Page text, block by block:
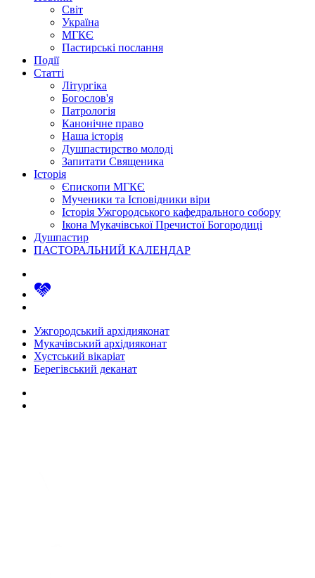
Світ
Україна
МГКЄ
Пастирські послання
Події
Статті
Літургіка
Богослов'я
Патрологія
Канонічне право
Наша історія
Душпастирство молоді
Запитати Священика
Історія
Єпископи МГКЄ
Мученики та Ісповідники віри
Історія Ужгородського кафедрального собору
Ікона Мукачівської Пречистої Богородиці
Душпастир
ПАСТОРАЛЬНИЙ КАЛЕНДАР
Ужгородський архідияконат
Мукачівський архідияконат
Хустський вікаріат
Берегівський деканат